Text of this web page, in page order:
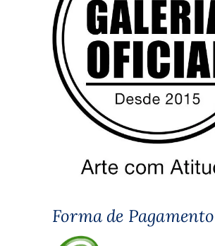
Forma de Pagamento